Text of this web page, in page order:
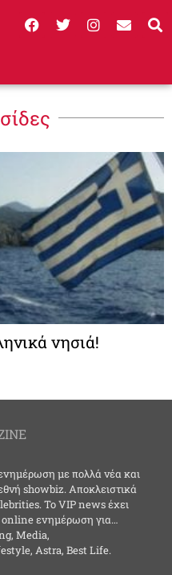
νησιά!
με πολλά νέα και
showbiz. Αποκλειστικά
Το VIP news έχει
online ενημέρωση για…
Media,
Astra, Best Life.